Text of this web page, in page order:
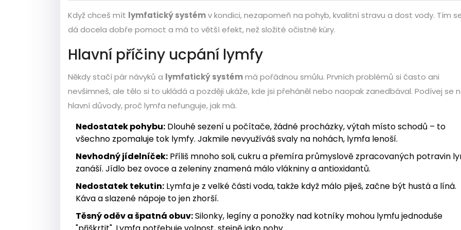
Když chceš mít lymfatický systémv kondici, nezapomeň na pohyb, kvalitní stravu a dost vody. Tím
dá docela dobře pomoct a má to větší efekt, než složité očistné kúry.
Hlavní příčiny ucpání lymfy
Někdy stačí pár návyků a lymfatický systémmá pořádnou smůlu. Prvních problémů si často ani
nevšimneš, ale tělo si to ukládá a později ukáže, kde jsi přeháněl nebo naopak zanedbával. Podívej se
hlavní důvody, proč lymfa nefunguje, jak má.
Nedostatek pohybu: Dlouhé sezení u počítače, žádné procházky, výtah místo schodů – to
všechno zpomaluje tok lymfy. Jakmile nevyužíváš svaly na nohách, lymfa lenoší.
Nevhodný jídelníček: Příliš mnoho soli, cukru a přemíra průmyslově zpracovaných potravin
zanáší. Jídlo bez ovoce a zeleniny znamená málo vlákniny a antioxidantů.
Nedostatek tekutin: Lymfa je z velké části voda, takže když málo piješ, začne být hustá a líná.
Káva a slazené nápoje to jen zhorší.
Těsný oděv a špatná obuv:Silonky, legíny a ponožky nad kotníky mohou lymfu jednoduše